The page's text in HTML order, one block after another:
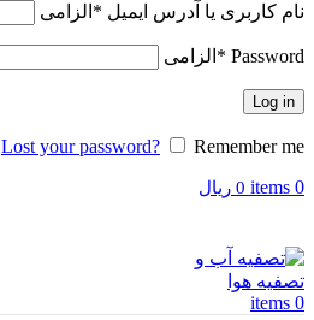
نام کاربری یا آدرس ایمیل * الزامی
Password
* الزامی
Log in
Lost your password?
Remember me
0
items
0 ریال
0
items